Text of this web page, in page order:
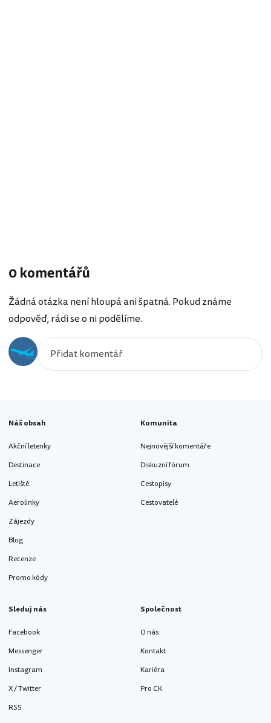
0 komentářů
Žádná otázka není hloupá ani špatná. Pokud známe
odpověď, rádi se o ni podělíme.
Náš obsah
Akční letenky
Destinace
Letiště
Aerolinky
Zájezdy
Blog
Recenze
Promo kódy
Komunita
Nejnovější komentáře
Diskuzní fórum
Cestopisy
Cestovatelé
Sleduj nás
Facebook
Messenger
Instagram
X / Twitter
RSS
Společnost
O nás
Kontakt
Kariéra
Pro CK